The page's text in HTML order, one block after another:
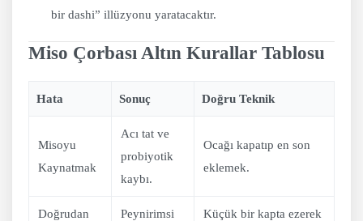
bir dashi” illüzyonu yaratacaktır.
Miso Çorbası Altın Kurallar Tablosu
Hata Sonuç Doğru Teknik
Misoyu
Kaynatmak
Acı tat ve
probiyotik
kaybı.
Ocağı kapatıp en son
eklemek.
Doğrudan
Peynirimsi
Küçük bir kapta ezerek